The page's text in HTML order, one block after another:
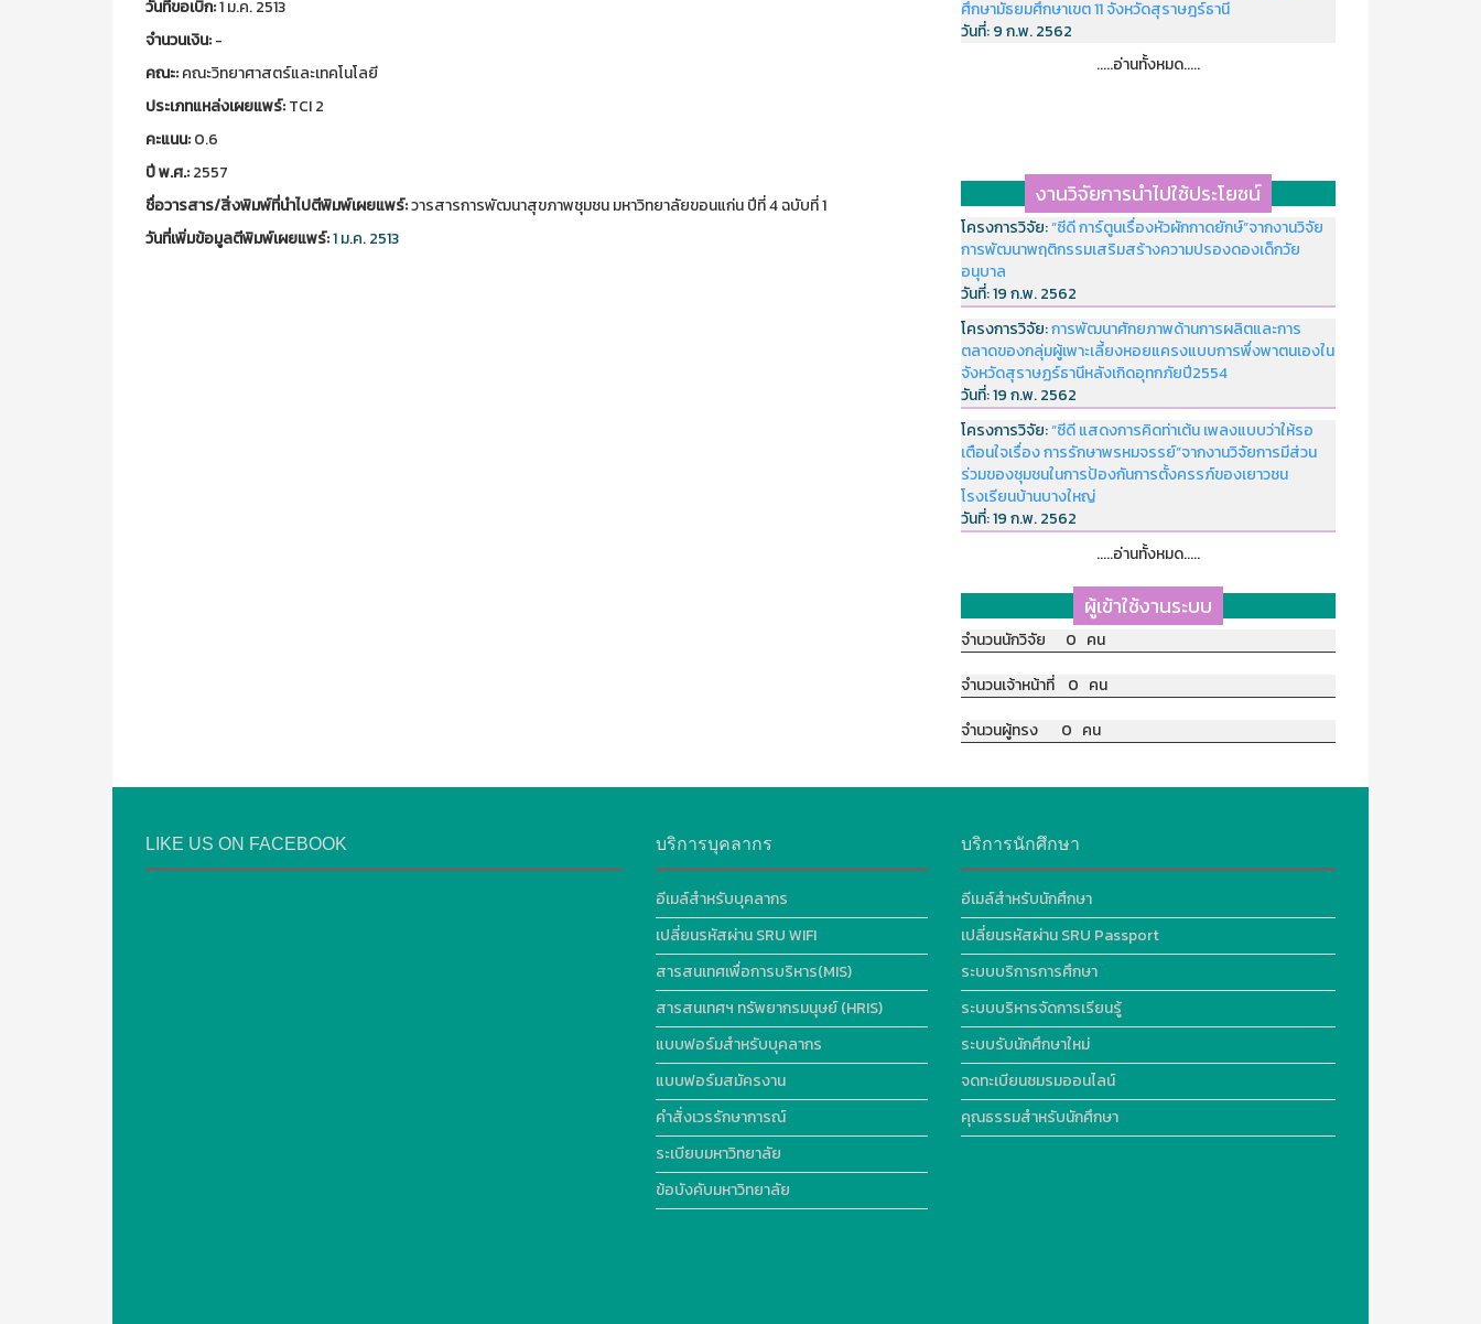
วันที่ขอเบิก:1 ม.ค. 2513
จำนวนเงิน:-
คณะ:คณะวิทยาศาสตร์และเทคโนโลยี
ประเภทแหล่งเผยแพร์:TCI 2
คะแนน:0.6
ปี พ.ศ.:2557
ชื่อวารสาร/สิ่งพิมพ์ที่นำไปตีพิมพ์เผยแพร์:วารสารการพัฒนาสุขภาพชุมชน มหาวิทยาลัยขอนแก่น ปีที่ 4 ฉบับที่ 1
วันที่เพิ่มข้อมูลตีพิมพ์เผยแพร์:1 ม.ค. 2513
ศึกษามัธยมศึกษาเขต 11 จังหวัดสุราษฎร์ธานี
วันที่:9 ก.พ. 2562
.....อ่านทั้งหมด.....
งานวิจัยการนำไปใช้ประโยชน์
โครงการวิจัย:“ซีดี การ์ตูนเรื่องหัวผักกาดยักษ์”จากงานวิจัย
การพัฒนาพฤติกรรมเสริมสร้างความปรองดองเด็กวัย
อนุบาล
วันที่:19 ก.พ. 2562
โครงการวิจัย:การพัฒนาศักยภาพด้านการผลิตและการ
ตลาดของกลุ่มผู้เพาะเลี้ยงหอยแครงแบบการพึ่งพาตนเองใน
จังหวัดสุราษฏร์ธานีหลังเกิดอุทกภัยปี2554
วันที่:19 ก.พ. 2562
โครงการวิจัย:“ซีดี แสดงการคิดท่าเต้น เพลงแบบว่าให้รอ
เตือนใจเรื่อง การรักษาพรหมจรรย์”จากงานวิจัยการมีส่วน
ร่วมของชุมชนในการป้องกันการตั้งครรภ์ของเยาวชน
โรงเรียนบ้านบางใหญ่
วันที่:19 ก.พ. 2562
.....อ่านทั้งหมด.....
ผู้เข้าใช้งานระบบ
จำนวนนักวิจัย 0 คน
จำนวนเจ้าหน้าที่ 0 คน
จำนวนผู้ทรง 0 คน
LIKE US ON FACEBOOK บริการบุคลากร
อีเมล์สำหรับบุคลากร
เปลี่ยนรหัสผ่าน SRU WIFI
สารสนเทศเพื่อการบริหาร(MIS)
สารสนเทศฯ ทรัพยากรมนุษย์ (HRIS)
แบบฟอร์มสำหรับบุคลากร
แบบฟอร์มสมัครงาน
คำสั่งเวรรักษาการณ์
ระเบียบมหาวิทยาลัย
ข้อบังคับมหาวิทยาลัย
บริการนักศึกษา
อีเมล์สำหรับนักศึกษา
เปลี่ยนรหัสผ่าน SRU Passport
ระบบบริการการศึกษา
ระบบบริหารจัดการเรียนรู้
ระบบรับนักศึกษาใหม่
จดทะเบียนชมรมออนไลน์
คุณธรรมสำหรับนักศึกษา